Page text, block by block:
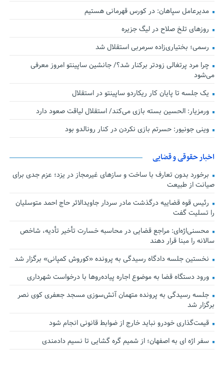
مدیرعامل سپاهان: در کورس قهرمانی هستیم
روزهای تلخ صلاح در لیگ جزیره
رسمی؛ بختیاری‌زاده سرمربی استقلال شد
چرا مرد پرتغالی زودتر برکنار شد؟/ جانشین ساپینتو امروز معرفی
می‌شود
یک جلسه تا پایان کار ریکاردو ساپینتو در استقلال
ورمزیار: الحسین بسته بازی می‌کند/ استقلال لیاقت صعود دارد
وینی جونیور: حسرتم بازی نکردن در کنار رونالدو بود
اخبار حقوقی و قضایی
برخورد بدون تعارف با ساخت‌ و سازهای غیرمجاز در یزد؛ عزم جدی برای
صیانت از طبیعت
رئیس قوه قضاییه درگذشت مادر سردار جاویدالاثر حاج احمد متوسلیان
را تسلیت گفت
محسنی‌اژه‌ای: مراجع قضایی در محاسبه خسارت تأخیر تأدیه، شاخص
سالانه را مبنا قرار دهند
نخستین جلسه دادگاه رسیدگی به پرونده «کوروش کمپانی» برگزار شد
ورود دستگاه قضا به موضوع اجاره پیاده‌روها با درخواست شهرداری
جلسه رسیدگی به پرونده متهمان آتش‌سوزی مسجد جعفری کوی نصر
برگزار شد
قیمت‌گذاری خودرو نباید خارج از ضوابط قانونی انجام شود
سفر اژه ای به اصفهان؛ از شمیم گره گشایی تا نسیم دادمندی